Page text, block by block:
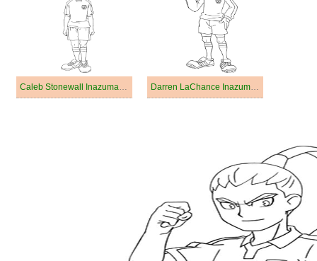
Caleb Stonewall Inazuma Eleven Darren LaChance Inazuma Eleven